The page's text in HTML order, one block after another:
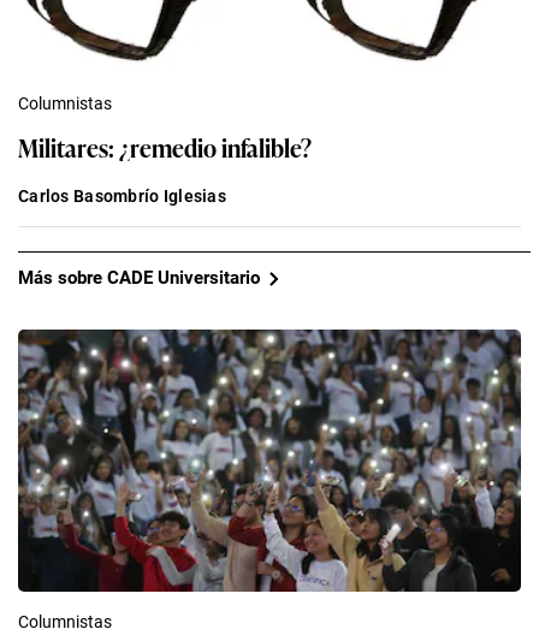
Columnistas
Militares: ¿remedio infalible?
Carlos Basombrío Iglesias
Más sobre CADE Universitario
Columnistas